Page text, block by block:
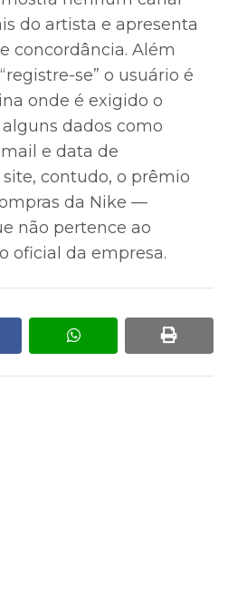
do artista e apresenta
concordância. Além
se” o usuário é
onde é exigido o
dados como
e data de
contudo, o prêmio
da Nike —
não pertence ao
oficial da empresa.⠀
whatsapp print